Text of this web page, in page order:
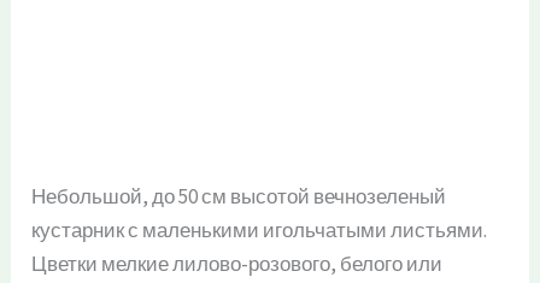
Небольшой, до 50 см высотой вечнозеленый
кустарник с маленькими игольчатыми листьями.
Цветки мелкие лилово-розового, белого или